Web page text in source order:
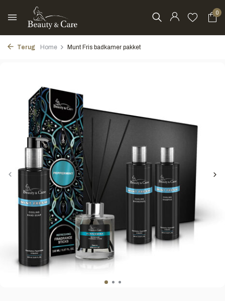
0
Terug Home Munt Fris badkamer pakket